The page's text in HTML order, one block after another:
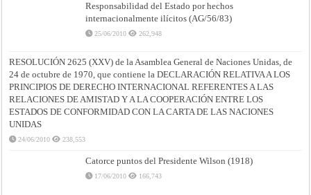
Responsabilidad del Estado por hechos
internacionalmente ilícitos (AG/56/83)
25/06/2010 262,948
RESOLUCIÓN 2625 (XXV) de la Asamblea General de Naciones Unidas, de
24 de octubre de 1970, que contiene la DECLARACIÓN RELATIVA A LOS
PRINCIPIOS DE DERECHO INTERNACIONAL REFERENTES A LAS
RELACIONES DE AMISTAD Y A LA COOPERACIÓN ENTRE LOS
ESTADOS DE CONFORMIDAD CON LA CARTA DE LAS NACIONES
UNIDAS
24/06/2010 238,553
Catorce puntos del Presidente Wilson (1918)
17/06/2010 166,743